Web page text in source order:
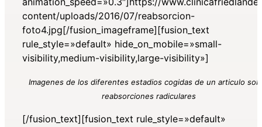
content/uploads/2016/07/reabsorcion-
foto4.jpg[/fusion_imageframe][fusion_text
rule_style=»default» hide_on_mobile=»small-
visibility,medium-visibility,large-visibility»]
Imagenes de los diferentes estadios cogidas de un articulo
reabsorciones radiculares
[/fusion_text][fusion_text rule_style=»default»